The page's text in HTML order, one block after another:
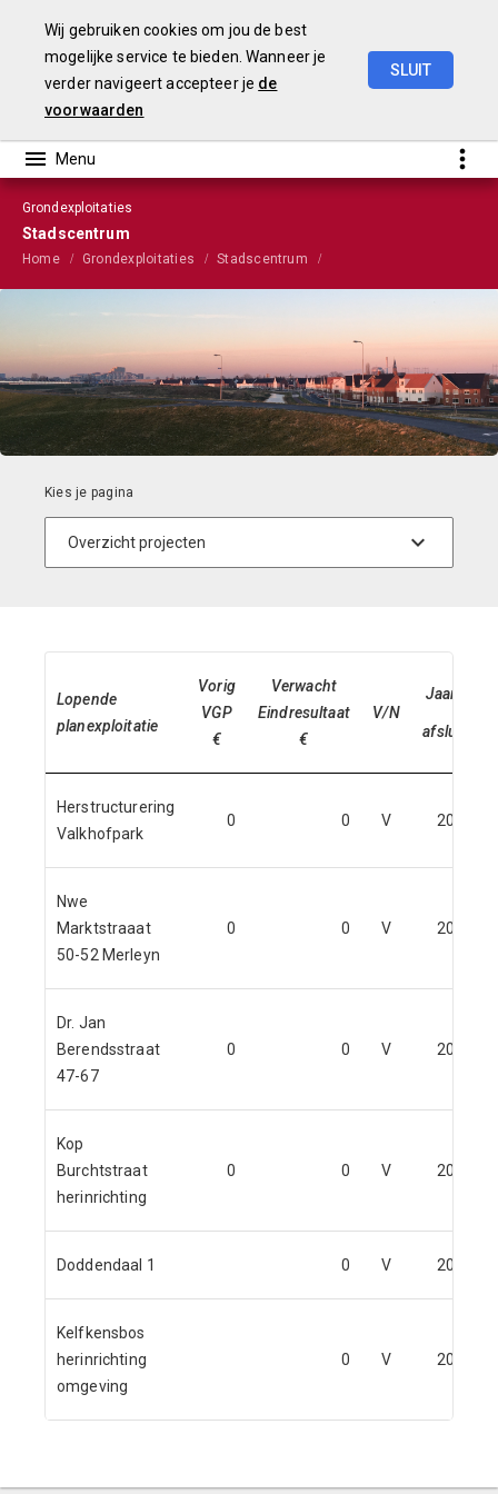
Wij gebruiken cookies om jou de best
mogelijke service te bieden. Wanneer je
verder navigeert accepteer je de
voorwaarden
SLUIT
Grondexploitaties
Stadscentrum
Home Grondexploitaties
Stadscentrum
Overzicht projecten
Lopende
planexploitatie
Vorig
VGP
€
Verwacht
Eindresultaat
€
V/N
Jaar van
afsluiting
Herstructurering
Valkhofpark
0 0 V 2023
Nwe
Marktstraaat
50-52 Merleyn
0 0 V 2023
Dr. Jan
Berendsstraat
47-67
0 0 V 2022
Kop
Burchtstraat
herinrichting
0 0 V 2022
Doddendaal 1 0 V 2023
Kelfkensbos
herinrichting
omgeving
0 V 2023